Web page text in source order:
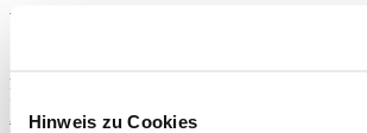
Hinweis zu Cookies
Willkommen im CERTINA
Information
Anmelden